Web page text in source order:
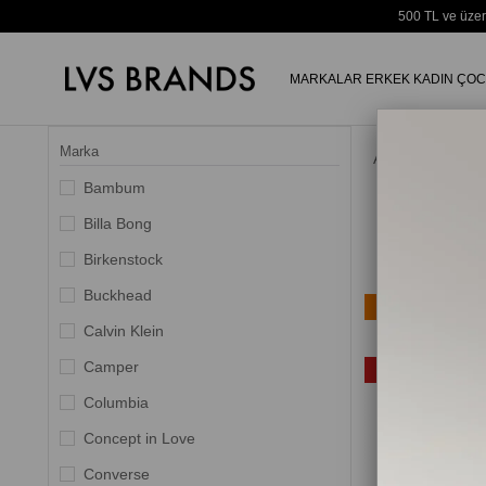
500 TL ve
MARKALAR ERKEK KADIN
Marka
Bambum
Billa Bong
Birkenstock
Buckhead
Calvin Klein
Camper
Columbia
Concept in Love
Converse
Anasayfa